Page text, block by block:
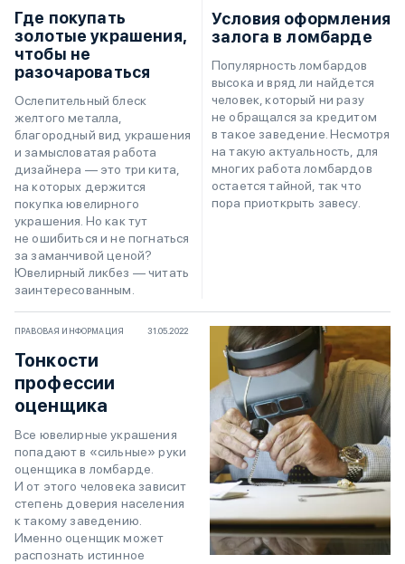
Где покупать
золотые украшения,
чтобы не
разочароваться
Ослепительный блеск
желтого металла,
благородный вид украшения
и замысловатая работа
дизайнера — это три кита,
на которых держится
покупка ювелирного
украшения. Но как тут
не ошибиться и не погнаться
за заманчивой ценой?
Ювелирный ликбез — читать
заинтересованным.
Условия оформления
залога в ломбарде
Популярность ломбардов
высока и вряд ли найдется
человек, который ни разу
не обращался за кредитом
в такое заведение. Несмотря
на такую актуальность, для
многих работа ломбардов
остается тайной, так что
пора приоткрыть завесу.
ПРАВОВАЯ ИНФОРМАЦИЯ 31.05.2022
Тонкости
профессии
оценщика
Все ювелирные украшения
попадают в «сильные» руки
оценщика в ломбарде.
И от этого человека зависит
степень доверия населения
к такому заведению.
Именно оценщик может
распознать истинное